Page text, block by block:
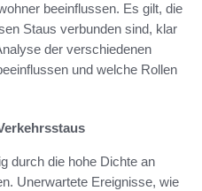
beeinflussen. Es gilt, die
Staus verbunden sind, klar
der verschiedenen
und welche Rollen
durch die hohe Dichte an
Unerwartete Ereignisse, wie